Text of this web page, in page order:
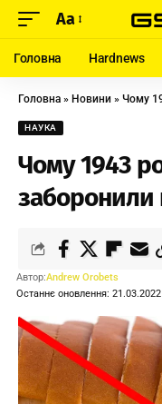
Aa
Головна Hardnews
Головна » Новини » Чому
НАУКА
Чому 1943
заборонили
Останнє оновлення:
Автор:Andrew Orobets